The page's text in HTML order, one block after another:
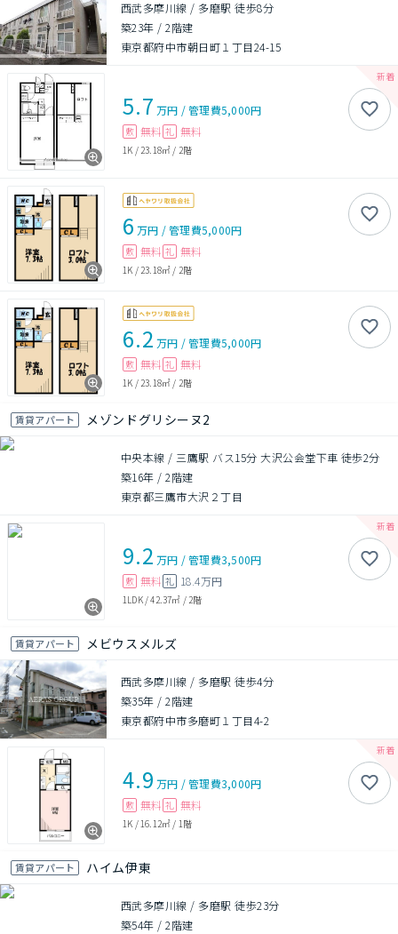
西武多摩川線 / 多磨駅 徒歩8分
築23年 /2階建
東京都府中市朝日町１丁目24-15
5.7 万円 /管理費5,000円
敷 無料 礼 無料
1K / 23.18㎡ / 2階
6 万円 /管理費5,000円
敷 無料 礼 無料
1K /23.18㎡ / 2階
6.2 万円 /管理費5,000円
敷 無料 礼 無料
1K /23.18㎡ / 2階
賃貸アパート メゾンドグリシーヌ2
中央本線 / 三鷹駅 バス15分 大沢公会堂下車 徒歩2分
築16年 /2階建
東京都三鷹市大沢２丁目
9.2 万円 /管理費3,500円
敷 無料 礼 18.4万円
1LDK/42.37㎡ / 2階
賃貸アパート メビウスメルズ
西武多摩川線 / 多磨駅 徒歩4分
築35年 /2階建
東京都府中市多磨町１丁目4-2
4.9 万円 /管理費3,000円
敷 無料 礼 無料
1K / 16.12㎡ / 1階
賃貸アパート ハイム伊東
西武多摩川線 / 多磨駅 徒歩23分
築54年 /2階建